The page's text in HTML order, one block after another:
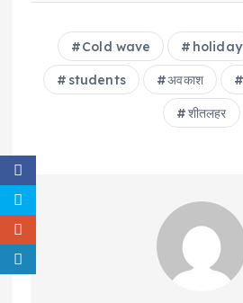
Cold wave holiday
students अवकाश
शीतलहर